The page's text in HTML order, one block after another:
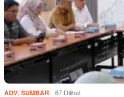
ADV SUMBAR 67 Dilihat